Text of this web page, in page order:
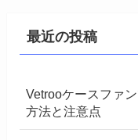
最近の投稿
Vetrooケースファ
方法と注意点